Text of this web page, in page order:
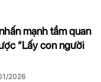
mạnh tầm quan
“Lấy con người
2026